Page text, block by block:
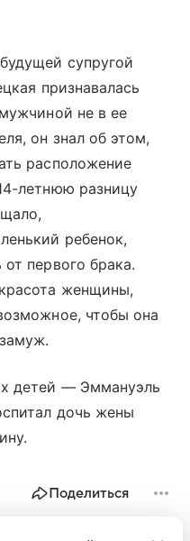
супругой
признавалась
не в ее
он знал об этом,
расположение
летнюю разницу
ребенок,
первого брака.
женщины,
чтобы она
детей — Эммануэль
дочь жены
Поделиться